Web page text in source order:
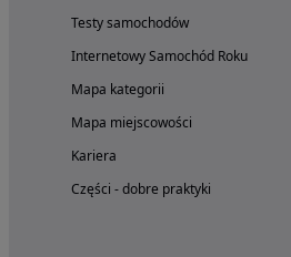
Testy samochodów
Internetowy Samochód Roku
Mapa kategorii
Mapa miejscowości
Kariera
Części - dobre praktyki